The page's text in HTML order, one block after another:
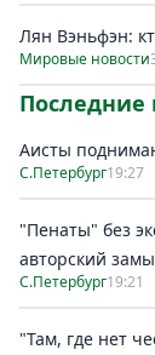
Лян Вэньфэн:
Мировые новости
Последние
Аисты
С.Петербург19:27
"Пенаты" без
авторский
С.Петербург19:21
"Там, где нет